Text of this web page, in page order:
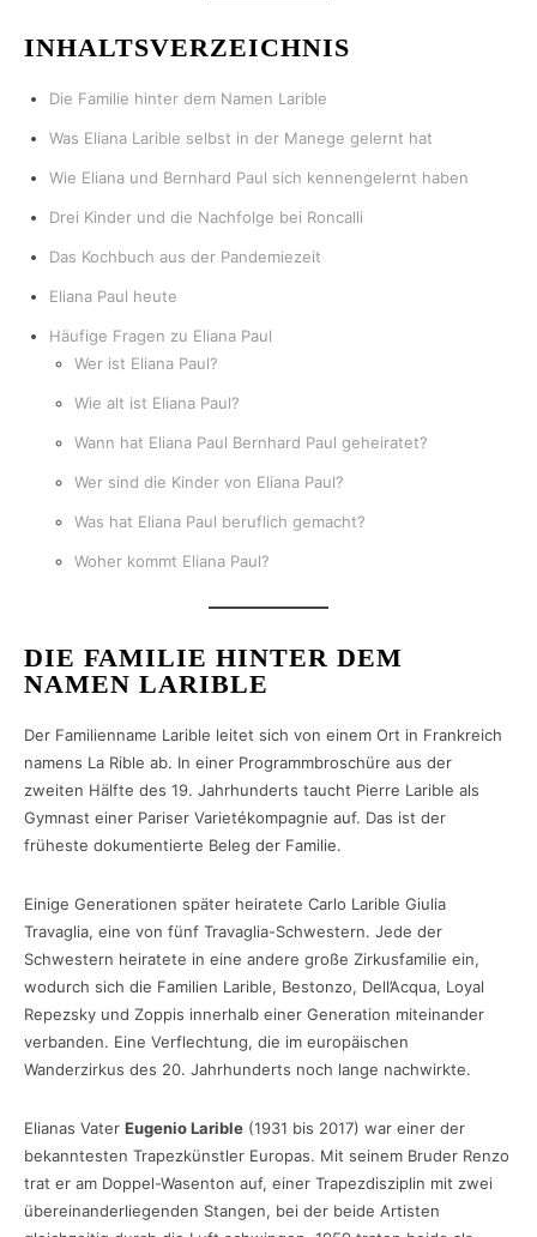
INHALTSVERZEICHNIS
Die Familie hinter dem Namen Larible
Was Eliana Larible selbst in der Manege gelernt hat
Wie Eliana und Bernhard Paul sich kennengelernt haben
Drei Kinder und die Nachfolge bei Roncalli
Das Kochbuch aus der Pandemiezeit
Eliana Paul heute
Häufige Fragen zu Eliana Paul
Wer ist Eliana Paul?
Wie alt ist Eliana Paul?
Wann hat Eliana Paul Bernhard Paul geheiratet?
Wer sind die Kinder von Eliana Paul?
Was hat Eliana Paul beruflich gemacht?
Woher kommt Eliana Paul?
DIE FAMILIE HINTER DEM
NAMEN LARIBLE
Der Familienname Larible leitet sich von einem Ort in Frankreich
namens La Rible ab. In einer Programmbroschüre aus der
zweiten Hälfte des 19. Jahrhunderts taucht Pierre Larible als
Gymnast einer Pariser Varietékompagnie auf. Das ist der
früheste dokumentierte Beleg der Familie.
Einige Generationen später heiratete Carlo Larible Giulia
Travaglia, eine von fünf Travaglia-Schwestern. Jede der
Schwestern heiratete in eine andere große Zirkusfamilie ein,
wodurch sich die Familien Larible, Bestonzo, Dell’Acqua, Loyal
Repezsky und Zoppis innerhalb einer Generation miteinander
verbanden. Eine Verflechtung, die im europäischen
Wanderzirkus des 20. Jahrhunderts noch lange nachwirkte.
Elianas Vater Eugenio Larible (1931 bis 2017) war einer der
bekanntesten Trapezkünstler Europas. Mit seinem Bruder Renzo
trat er am Doppel-Wasenton auf, einer Trapezdisziplin mit zwei
übereinanderliegenden Stangen, bei der beide Artisten